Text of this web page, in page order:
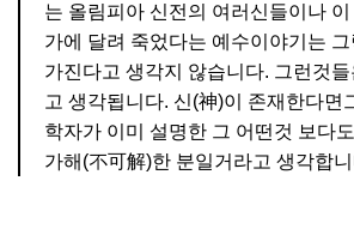
는 올림피아 신전의 여러신들이나
가에 달려 죽었다는 예수이야기는
가진다고 생각지 않습니다. 그런것
고 생각됩니다. 신(神)이 존재한다면
학자가 이미 설명한 그 어떤것 보다
가해(不可解)한 분일거라고 생각합